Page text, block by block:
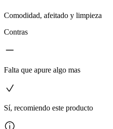
Comodidad, afeitado y limpieza
Contras
Falta que apure algo mas
Sí, recomiendo este producto